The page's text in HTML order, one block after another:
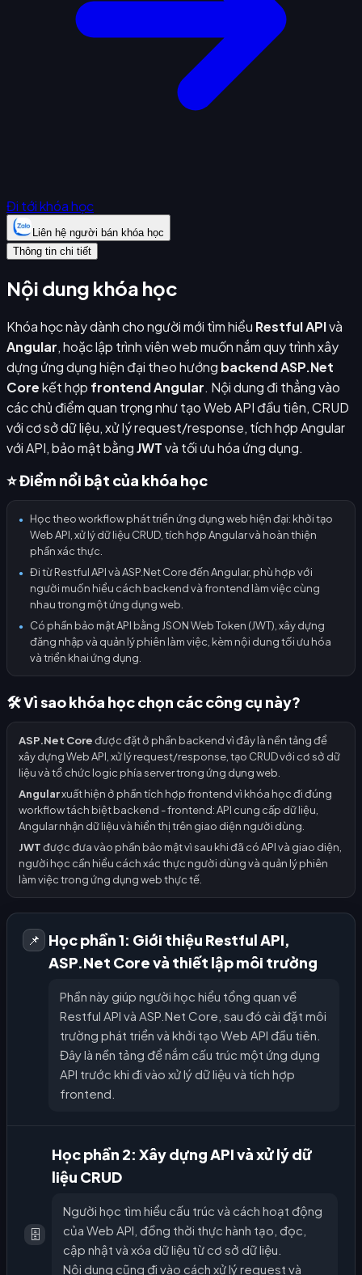
Đi tới khóa học
Liên hệ người bán khóa học
Thông tin chi tiết
Nội dung khóa học
Khóa học này dành cho người mới tìm hiểu Restful APIvà
Angular, hoặc lập trình viên web muốn nắm quy trình xây
dựng ứng dụng hiện đại theo hướng backend ASP.Net
Corekết hợp frontend Angular. Nội dung đi thẳng vào
các chủ điểm quan trọng như tạo Web API đầu tiên, CRUD
với cơ sở dữ liệu, xử lý request/response, tích hợp Angular
với API, bảo mật bằngJWTvà tối ưu hóa ứng dụng.
⭐ Điểm nổi bật của khóa học
●
Học theo workflow phát triển ứng dụng web hiện đại: khởi tạo
Web API, xử lý dữ liệu CRUD, tích hợp Angular và hoàn thiện
phần xác thực.
●
Đi từ Restful API và ASP.Net Core đến Angular, phù hợp với
người muốn hiểu cách backend và frontend làm việc cùng
nhau trong một ứng dụng web.
●
Có phần bảo mật API bằng JSON Web Token (JWT), xây dựng
đăng nhập và quản lý phiên làm việc, kèm nội dung tối ưu hóa
và triển khai ứng dụng.
🛠️ Vì sao khóa học chọn các công cụ này?
ASP.Net Coređược đặt ở phần backend vì đây là nền tảng để
xây dựng Web API, xử lý request/response, tạo CRUD với cơ sở dữ
liệu và tổ chức logic phía server trong ứng dụng web.
Angularxuất hiện ở phần tích hợp frontend vì khóa học đi đúng
workflow tách biệt backend - frontend: API cung cấp dữ liệu,
Angular nhận dữ liệu và hiển thị trên giao diện người dùng.
JWTđược đưa vào phần bảo mật vì sau khi đã có API và giao diện,
người học cần hiểu cách xác thực người dùng và quản lý phiên
làm việc trong ứng dụng web thực tế.
📌
Học phần 1: Giới thiệu Restful API,
ASP.Net Core và thiết lập môi trường
Phần này giúp người học hiểu tổng quan về
Restful API và ASP.Net Core, sau đó cài đặt môi
trường phát triển và khởi tạo Web API đầu tiên.
Đây là nền tảng để nắm cấu trúc một ứng dụng
API trước khi đi vào xử lý dữ liệu và tích hợp
frontend.
🗄️
Học phần 2: Xây dựng API và xử lý dữ
liệu CRUD
Người học tìm hiểu cấu trúc và cách hoạt động
của Web API, đồng thời thực hành tạo, đọc,
cập nhật và xóa dữ liệu từ cơ sở dữ liệu.
Nội dung cũng đi vào cách xử lý request và